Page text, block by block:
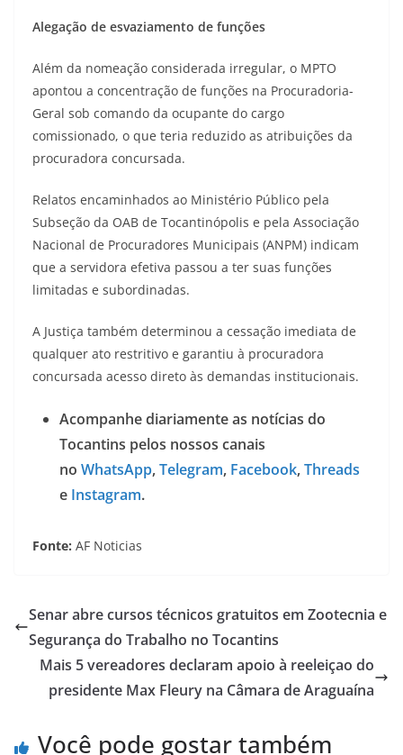
Alegação de esvaziamento de funções
Além da nomeação considerada irregular, o MPTO
apontou a concentração de funções na Procuradoria-
Geral sob comando da ocupante do cargo
comissionado, o que teria reduzido as atribuições da
procuradora concursada.
Relatos encaminhados ao Ministério Público pela
Subseção da OAB de Tocantinópolis e pela Associação
Nacional de Procuradores Municipais (ANPM) indicam
que a servidora efetiva passou a ter suas funções
limitadas e subordinadas.
A Justiça também determinou a cessação imediata de
qualquer ato restritivo e garantiu à procuradora
concursada acesso direto às demandas institucionais.
Acompanhe diariamente as notícias do
Tocantins pelos nossos canais
no WhatsApp,Telegram, Facebook,Threads
e Instagram.
Fonte: AF Noticias
Senar abre cursos técnicos gratuitos em Zootecnia e
Segurança do Trabalho no Tocantins
Mais 5 vereadores declaram apoio à reeleiçao do
presidente Max Fleury na Câmara de Araguaína
Você pode gostar também